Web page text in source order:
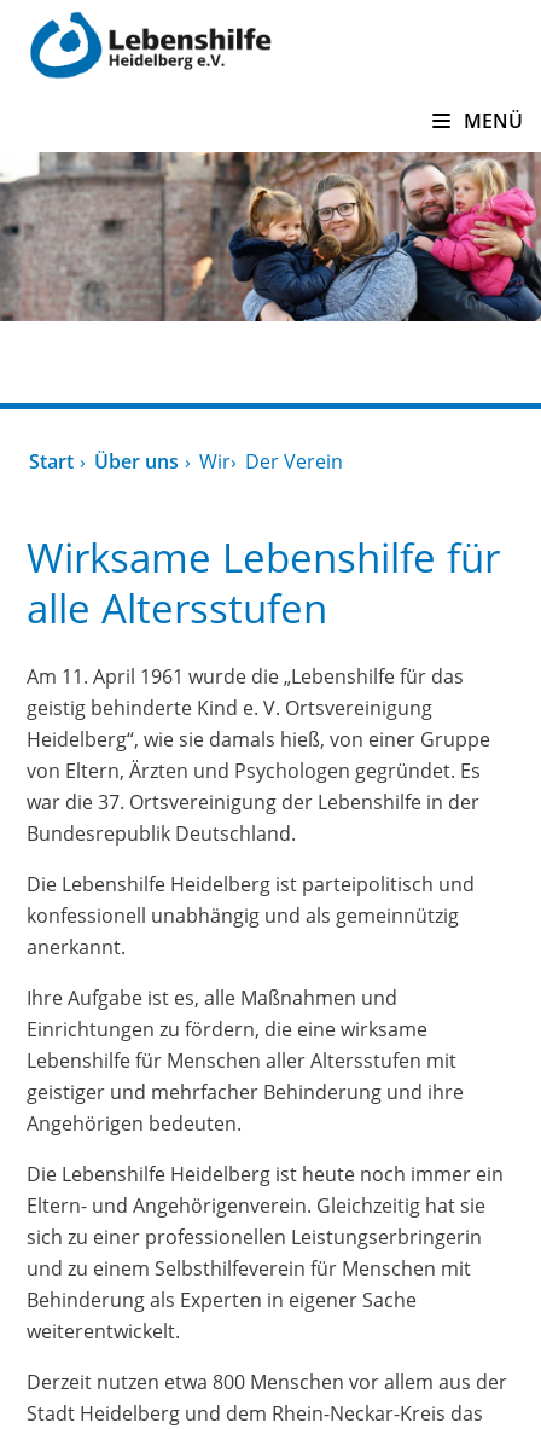
zum Inhalt springen
MENÜ
Start Über uns Wir Der Verein
Wirksame Lebenshilfe für
alle Altersstufen
Am 11. April 1961 wurde die „Lebenshilfe für das
geistig behinderte Kind e. V. Ortsvereinigung
Heidelberg“, wie sie damals hieß, von einer Gruppe
von Eltern, Ärzten und Psychologen gegründet. Es
war die 37. Ortsvereinigung der Lebenshilfe in der
Bundesrepublik Deutschland.
Die Lebenshilfe Heidelberg ist parteipolitisch und
konfessionell unabhängig und als gemeinnützig
anerkannt.
Ihre Aufgabe ist es, alle Maßnahmen und
Einrichtungen zu fördern, die eine wirksame
Lebenshilfe für Menschen aller Altersstufen mit
geistiger und mehrfacher Behinderung und ihre
Angehörigen bedeuten.
Die Lebenshilfe Heidelberg ist heute noch immer ein
Eltern- und Angehörigenverein. Gleichzeitig hat sie
sich zu einer professionellen Leistungserbringerin
und zu einem Selbsthilfeverein für Menschen mit
Behinderung als Experten in eigener Sache
weiterentwickelt.
Derzeit nutzen etwa 800 Menschen vor allem aus der
Stadt Heidelberg und dem Rhein-Neckar-Kreis das